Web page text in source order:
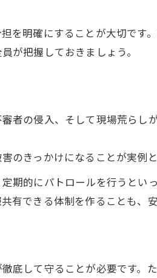
正確な情報共有術
い伝達ポイント
場を実現する秘訣
判断に活かす方法
地調査のポイント
リスク整理術
速な対応を実現
場の信頼性向上
整理のコツを解説
を明確にすることが大切です
が把握しておきましょう。
者の侵入、そして現場荒らし
きっかけになることが実例
期的にパトロールを行うとい
できる体制を作ることも、
して守ることが必要です。